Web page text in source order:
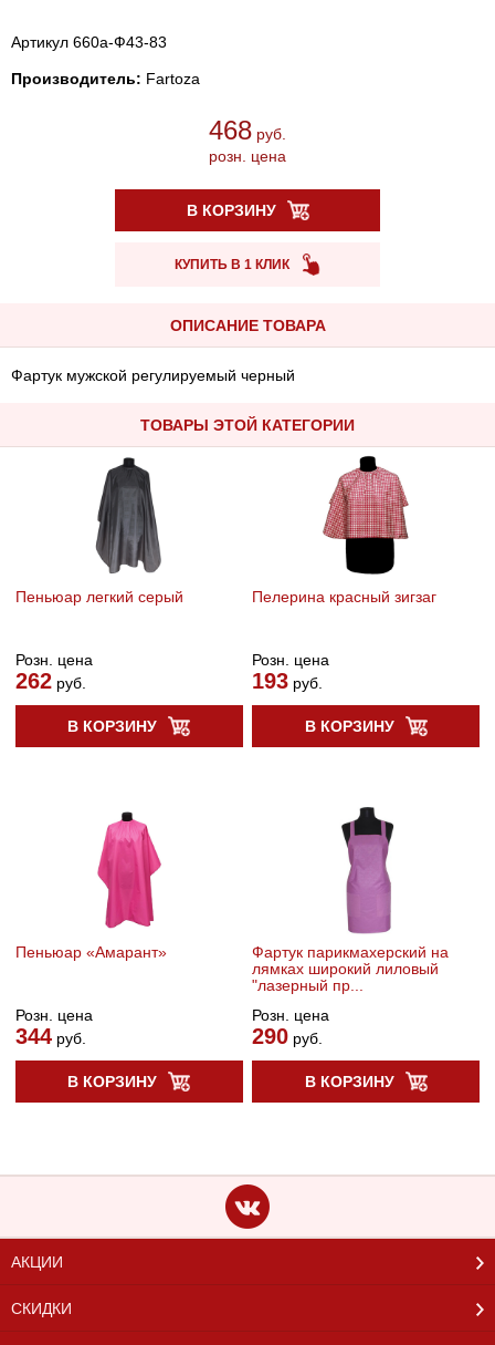
Артикул 660a-Ф43-83
Производитель: Fartoza
468 руб.
розн. цена
В КОРЗИНУ
КУПИТЬ В 1 КЛИК
ОПИСАНИЕ ТОВАРА
Фартук мужской регулируемый черный
ТОВАРЫ ЭТОЙ КАТЕГОРИИ
Пеньюар легкий серый
Розн. цена
262руб.
В КОРЗИНУ
Пелерина красный зигзаг
Розн. цена
193 руб.
В КОРЗИНУ
Пеньюар «Амарант»
Розн. цена
344руб.
В КОРЗИНУ
Фартук парикмахерский на
лямках широкий лиловый
"лазерный пр...
Розн. цена
290 руб.
В КОРЗИНУ
АКЦИИ
СКИДКИ